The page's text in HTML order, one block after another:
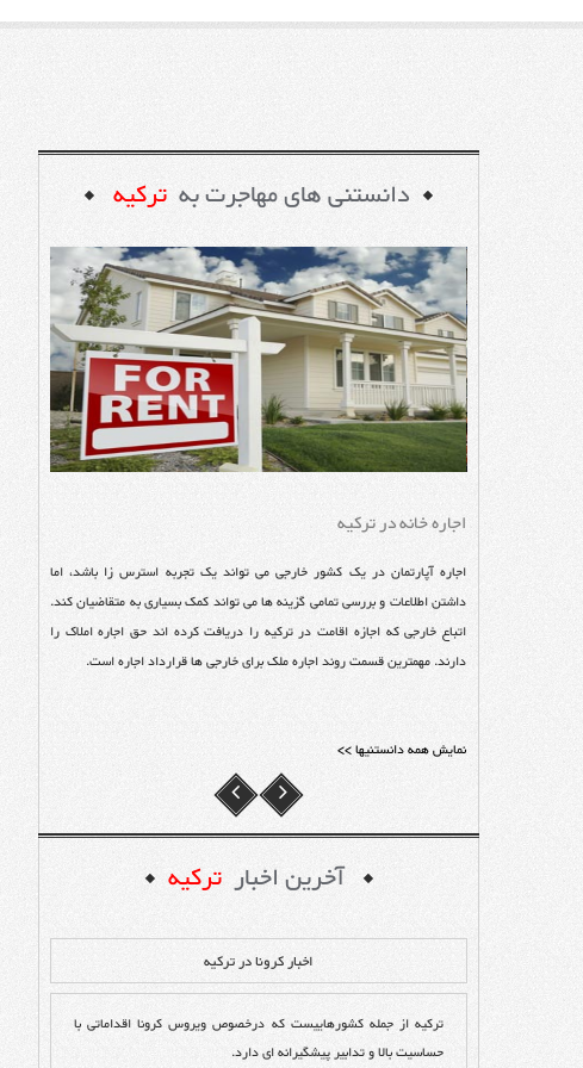
دانستنی های مهاجرت به ترکیه
اجاره خانه در ترکیه
اجاره آپارتمان در یک کشور خارجی می تواند یک تجربه استرس زا باشد، اما
داشتن اطلاعات و بررسی تمامی گزینه ها می تواند کمک بسیاری به متقاضیان کند.
اتباع خارجی که اجازه اقامت در ترکیه را دریافت کرده اند حق اجاره املاک را
دارند. مهمترین قسمت روند اجاره ملک برای خارجی ها قرارداد اجاره است.
نمایش همه دانستنیها >>
آخرین اخبارترکیه
اخبار کرونا در ترکیه
ترکیه از جمله کشورهاییست که درخصوص ویروس کرونا اقداماتی با
حساسیت بالا و تدابیر پیشگیرانه ای دارد.